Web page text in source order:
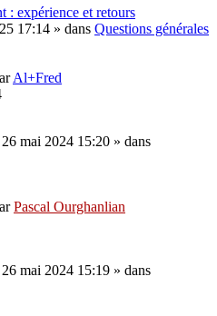
: expérience et retours
17:14 » dans Questions générales
Al+Fred
26 mai 2024 15:20 » dans
Pascal Ourghanlian
26 mai 2024 15:19 » dans